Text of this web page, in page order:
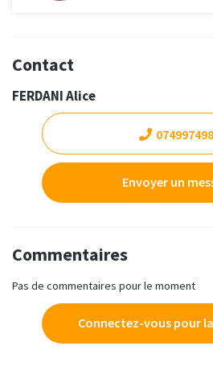
Contact
FERDANI Alice
Envoyer un
Commentaires
Pas de commentaires pour le moment
Connectez-vous pour